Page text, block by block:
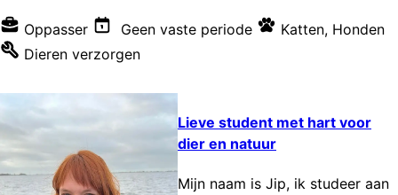
Oppasser Geen vaste periode Katten, Honden
Dieren verzorgen
Lieve student met hart voor
dier en natuur
Mijn naam is Jip, ik studeer aan